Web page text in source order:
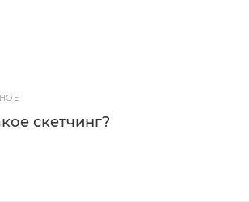
скетчинг?